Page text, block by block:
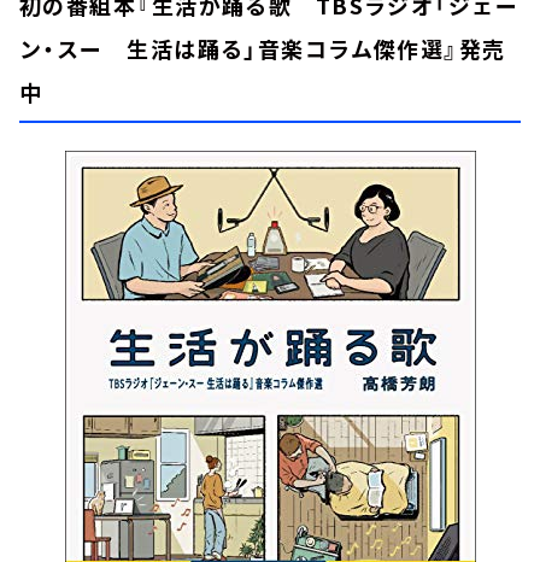
ン・スー 生活は踊る」音楽コラム傑作選』発売
中